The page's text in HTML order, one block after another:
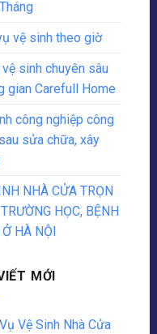
vệ sinh theo giờ
sinh chuyên sâu
gian Carefull Home
công nghiệp công
sửa chữa, xây
NHÀ CỬA TRỌN
HỌC, BỆNH
HÀ NỘI
MỚI
Vệ Sinh Nhà Cửa